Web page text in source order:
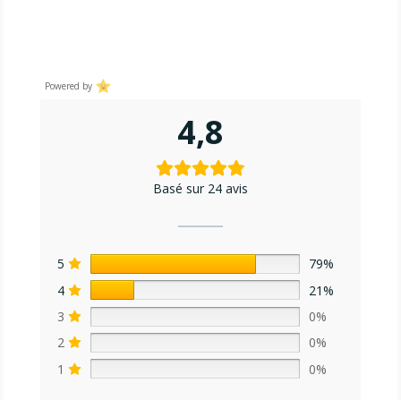
Powered by
4,8
Basé sur 24 avis
5
79%
4
21%
3
0%
2
0%
1
0%